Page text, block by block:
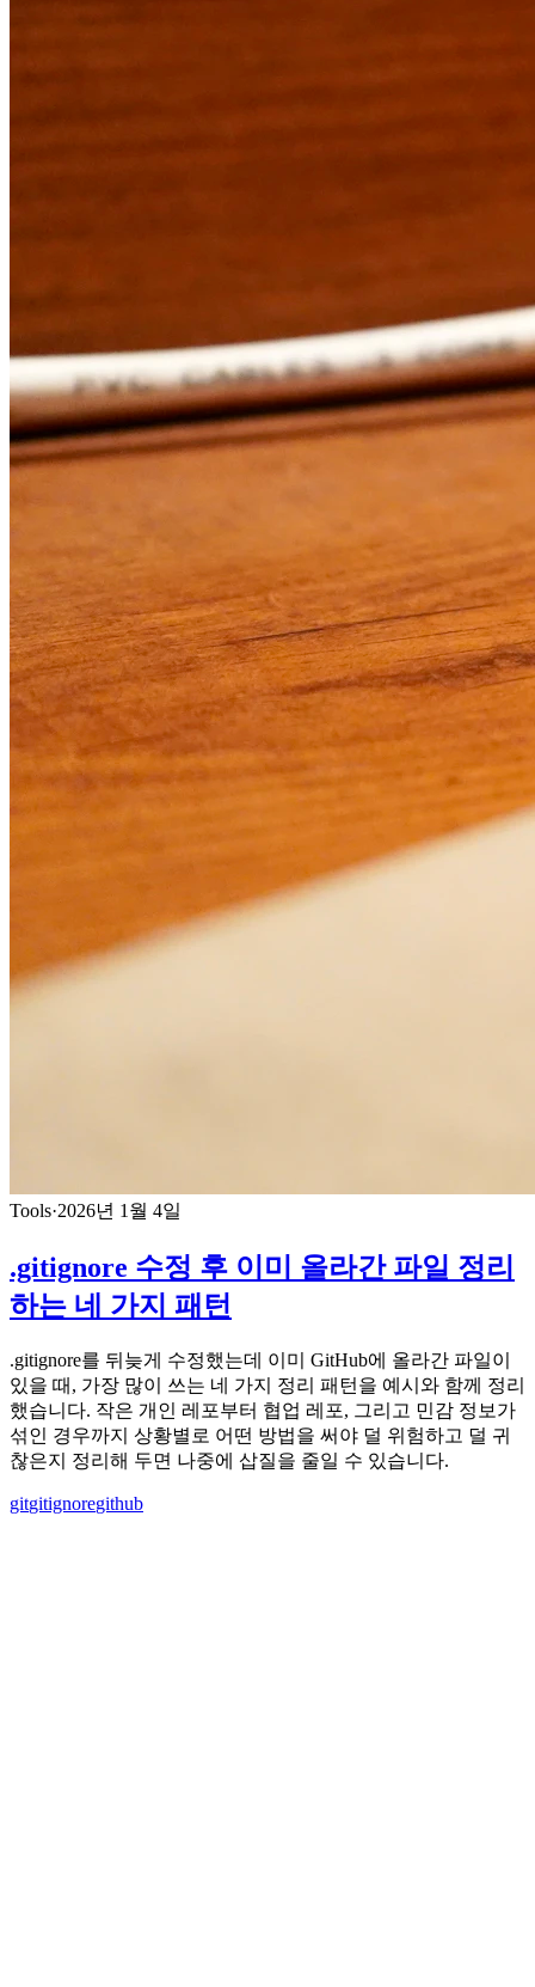
Tools·2026년 1월 4일
.gitignore 수정 후 이미 올라간 파일 정리
하는 네 가지 패턴
.gitignore를 뒤늦게 수정했는데 이미 GitHub에 올라간 파일이
있을 때, 가장 많이 쓰는 네 가지 정리 패턴을 예시와 함께 정리
했습니다. 작은 개인 레포부터 협업 레포, 그리고 민감 정보가
섞인 경우까지 상황별로 어떤 방법을 써야 덜 위험하고 덜 귀
찮은지 정리해 두면 나중에 삽질을 줄일 수 있습니다.
gitgitignoregithub